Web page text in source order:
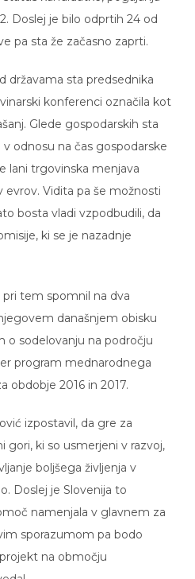
Doslej je bilo odprtih 24 od
pa sta že začasno zaprti.
konferenci označila kot
Glede gospodarskih sta
v odnosu na čas gospodarske
lani trgovinska menjava
evrov. Vidita pa še možnosti
bosta vladi vzpodbudili, da
ki se je nazadnje
današnjem obisku
o sodelovanju na področju
program mednarodnega
obdobje 2016 in 2017.
gori, ki so usmerjeni v razvoj,
boljšega življenja v
Doslej je Slovenija to
namenjala v glavnem za
sporazumom pa bodo
na območju